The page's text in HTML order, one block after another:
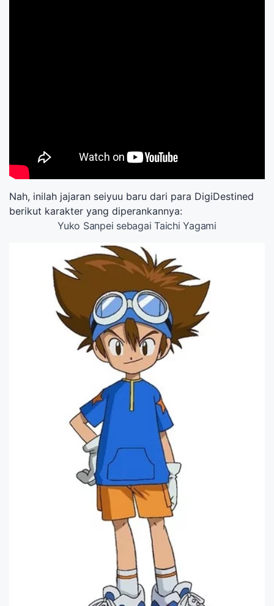
Nah, inilah jajaran seiyuu baru dari para DigiDestined
berikut karakter yang diperankannya:
Yuko Sanpei sebagai Taichi Yagami